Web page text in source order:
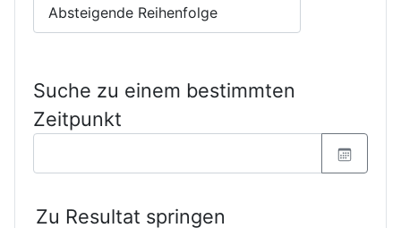
Suche zu einem bestimmten
Zeitpunkt
Zu Resultat springen